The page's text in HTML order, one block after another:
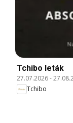
Tchibo leták
27.07.2026-
Tchibo